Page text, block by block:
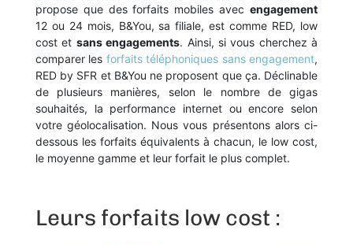
propose que des forfaits mobiles avecengagement
12 ou 24 mois, B&You, sa filiale, est comme RED, low
cost et sans engagements. Ainsi, si vous cherchez à
comparer les forfaits téléphoniques sans engagement,
RED by SFR et B&You ne proposent que ça. Déclinable
de plusieurs manières, selon le nombre de gigas
souhaités, la performance internet ou encore selon
votre géolocalisation. Nous vous présentons alors ci-
dessous les forfaits équivalents à chacun, le low cost,
le moyenne gamme et leur forfait le plus complet.
Leurs forfaits low cost :